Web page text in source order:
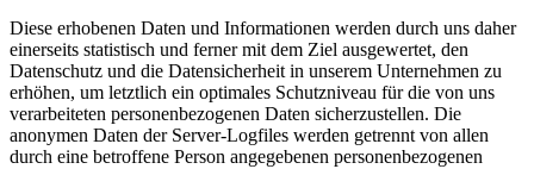
Diese erhobenen Daten und Informationen werden durch uns daher
einerseits statistisch und ferner mit dem Ziel ausgewertet, den
Datenschutz und die Datensicherheit in unserem Unternehmen zu
erhöhen, um letztlich ein optimales Schutzniveau für die von uns
verarbeiteten personenbezogenen Daten sicherzustellen. Die
anonymen Daten der Server-Logfiles werden getrennt von allen
durch eine betroffene Person angegebenen personenbezogenen